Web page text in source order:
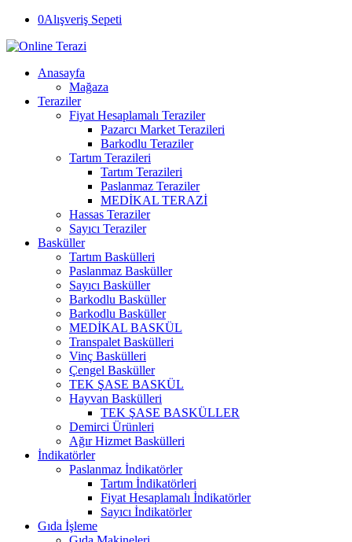
0Alışveriş Sepeti
Anasayfa
Mağaza
Teraziler
Fiyat Hesaplamalı Teraziler
Pazarcı Market Terazileri
Barkodlu Teraziler
Tartım Terazileri
Tartım Terazileri
Paslanmaz Teraziler
MEDİKAL TERAZİ
Hassas Teraziler
Sayıcı Teraziler
Basküller
Tartım Baskülleri
Paslanmaz Basküller
Sayıcı Basküller
Barkodlu Basküller
Barkodlu Basküller
MEDİKAL BASKÜL
Transpalet Baskülleri
Vinç Baskülleri
Çengel Basküller
TEK ŞASE BASKÜL
Hayvan Baskülleri
TEK ŞASE BASKÜLLER
Demirci Ürünleri
Ağır Hizmet Baskülleri
İndikatörler
Paslanmaz İndikatörler
Tartım İndikatörleri
Fiyat Hesaplamalı İndikatörler
Sayıcı İndikatörler
Gıda İşleme